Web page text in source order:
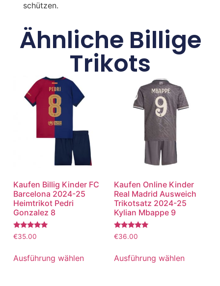
schützen.
Ähnliche Billige
Trikots
Kaufen Billig Kinder FC
Barcelona 2024-25
Heimtrikot Pedri
Gonzalez 8
Bewertet
mit
von 5
€35.00
Ausführung wählen
Kaufen Online Kinder
Real Madrid Ausweich
Trikotsatz 2024-25
Kylian Mbappe 9
Bewertet
mit
von 5
€36.00
Ausführung wählen